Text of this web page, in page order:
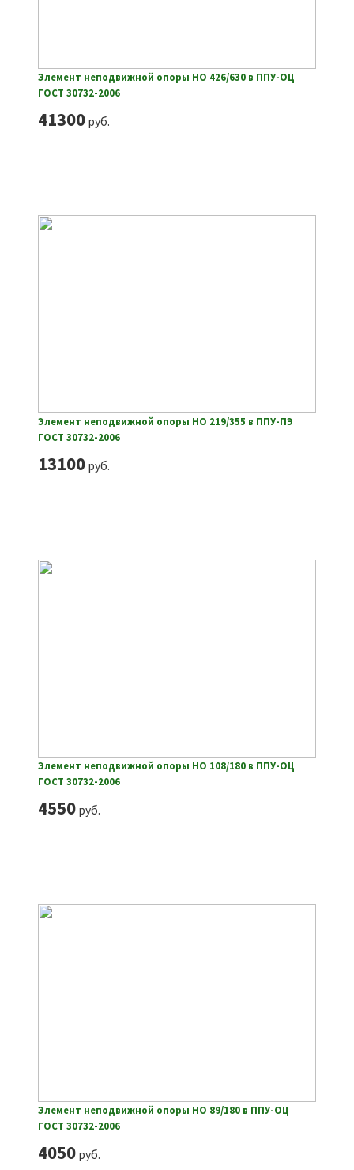
Элемент неподвижной опоры НО 426/630 в ППУ-ОЦ
ГОСТ 30732-2006
41300руб.
Элемент неподвижной опоры НО 219/355 в ППУ-ПЭ
ГОСТ 30732-2006
13100руб.
Элемент неподвижной опоры НО 108/180 в ППУ-ОЦ
ГОСТ 30732-2006
4550руб.
Элемент неподвижной опоры НО 89/180 в ППУ-ОЦ
ГОСТ 30732-2006
4050руб.